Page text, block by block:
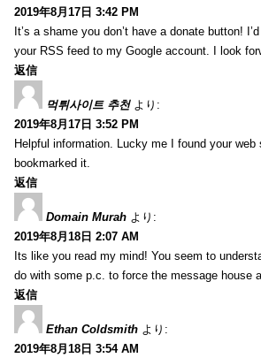
2019年8月17日 3:42 PM
It’s a shame you don’t have a donate button!
your RSS feed to my Google account. I look
返信
먹튀사이트 추천 より:
2019年8月17日 3:52 PM
Helpful information. Lucky me I found your
bookmarked it.
返信
Domain Murah より:
2019年8月18日 2:07 AM
Its like you read my mind! You seem to
do with some p.c. to force the message house
返信
Ethan Coldsmith より:
2019年8月18日 3:54 AM